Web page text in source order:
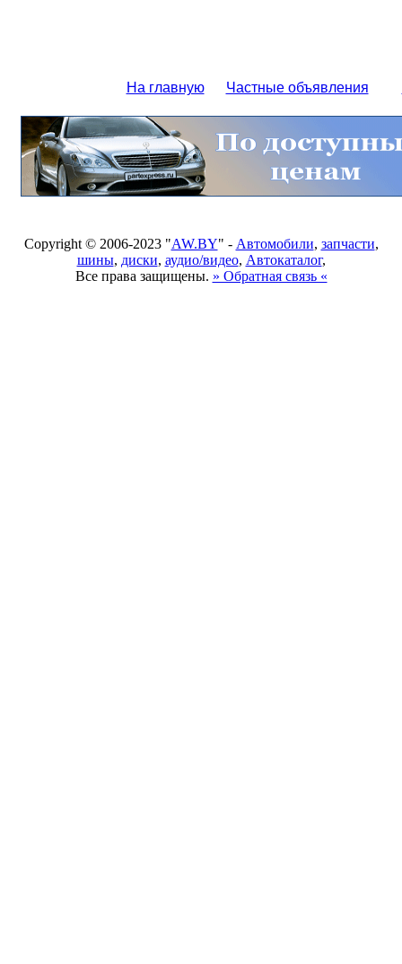
На главную Частные объявления
Copyright © 2006-2023 "AW.BY" - Автомобили, запчасти,
шины, диски, аудио/видео, Автокаталог,
Все права защищены. » Обратная связь «